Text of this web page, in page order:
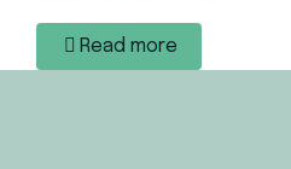
Read more